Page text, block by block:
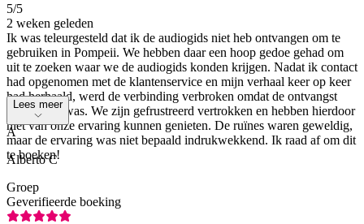
5/5
2 weken geleden
Ik was teleurgesteld dat ik de audiogids niet heb ontvangen om te
gebruiken in Pompeii. We hebben daar een hoop gedoe gehad om
uit te zoeken waar we de audiogids konden krijgen. Nadat ik contact
had opgenomen met de klantenservice en mijn verhaal keer op keer
had herhaald, werd de verbinding verbroken omdat de ontvangst
daar slecht was. We zijn gefrustreerd vertrokken en hebben hierdoor
niet van onze ervaring kunnen genieten. De ruïnes waren geweldig,
maar de ervaring was niet bepaald indrukwekkend. Ik raad af om dit
te boeken!
Lees meer
A
Alberto C
Groep
Geverifieerde boeking